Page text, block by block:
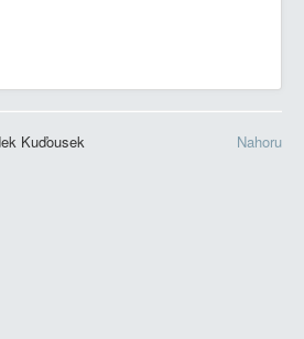
Nahoru
Kuďousek